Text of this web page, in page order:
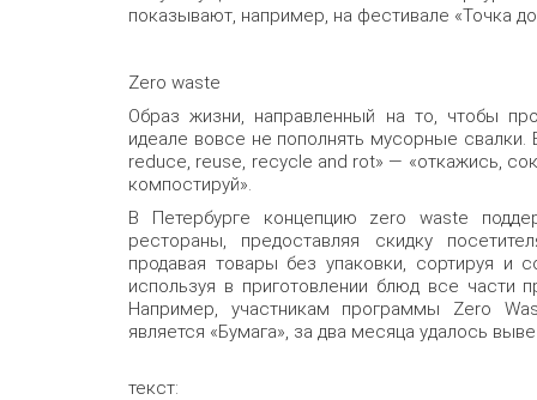
показывают, например, на фестивале «Точка
Zero waste
Образ жизни, направленный на то, чтобы
идеале вовсе не пополнять мусорные свалки.
reduce, reuse, recycle and rot» — «откажись,
компостируй».
В Петербурге концепцию zero waste
рестораны, предоставляя скидку
продавая товары без упаковки, сортируя и
используя в приготовлении блюд все части
Например, участникам программы Zero
является «Бумага», за два месяца удалось
текст: